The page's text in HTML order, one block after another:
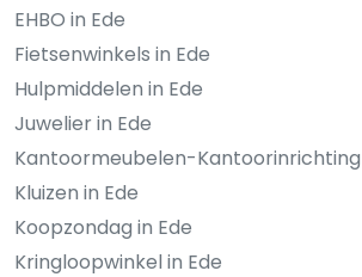
EHBO in Ede
Fietsenwinkels in Ede
Hulpmiddelen in Ede
Juwelier in Ede
Kantoormeubelen-Kantoorinrichting
Kluizen in Ede
Koopzondag in Ede
Kringloopwinkel in Ede